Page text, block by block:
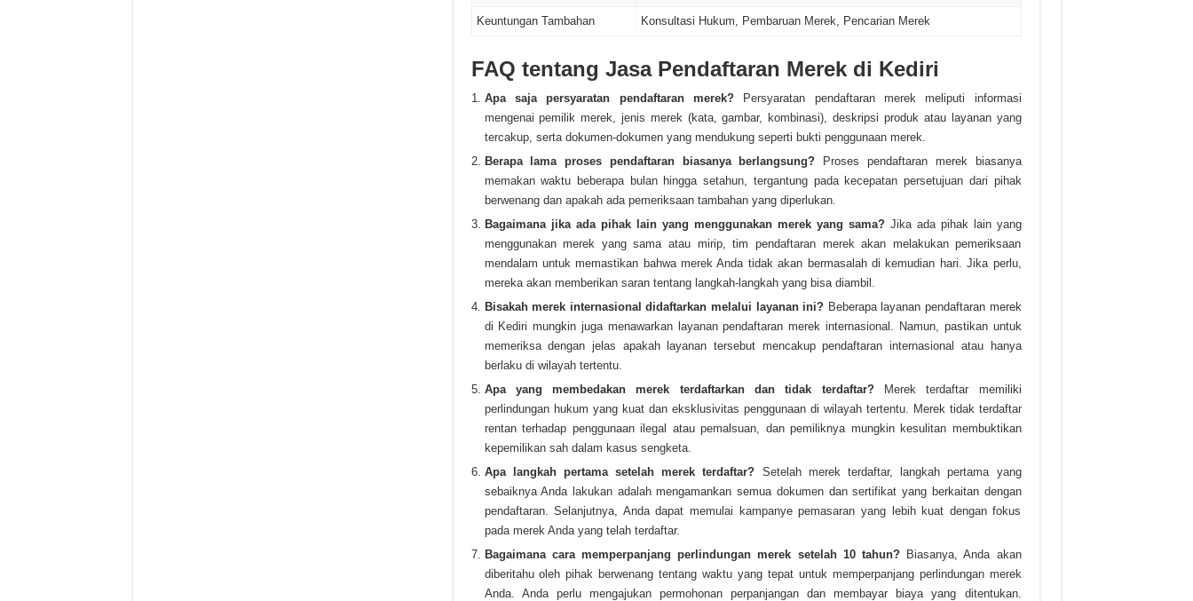
Keuntungan Tambahan Konsultasi Hukum, Pembaruan Merek, Pencarian Merek
FAQ tentang Jasa Pendaftaran Merek di Kediri
Apa saja persyaratan pendaftaran merek?Persyaratan pendaftaran merek meliputi informasi
mengenai pemilik merek, jenis merek (kata, gambar, kombinasi), deskripsi produk atau layanan yang
tercakup, serta dokumen-dokumen yang mendukung seperti bukti penggunaan merek.
Berapa lama proses pendaftaran biasanya berlangsung? Proses pendaftaran merek biasanya
memakan waktu beberapa bulan hingga setahun, tergantung pada kecepatan persetujuan dari pihak
berwenang dan apakah ada pemeriksaan tambahan yang diperlukan.
Bagaimana jika ada pihak lain yang menggunakan merek yang sama?Jika ada pihak lain yang
menggunakan merek yang sama atau mirip, tim pendaftaran merek akan melakukan pemeriksaan
mendalam untuk memastikan bahwa merek Anda tidak akan bermasalah di kemudian hari. Jika perlu,
mereka akan memberikan saran tentang langkah-langkah yang bisa diambil.
Bisakah merek internasional didaftarkan melalui layanan ini? Beberapa layanan pendaftaran merek
di Kediri mungkin juga menawarkan layanan pendaftaran merek internasional. Namun, pastikan untuk
memeriksa dengan jelas apakah layanan tersebut mencakup pendaftaran internasional atau hanya
berlaku di wilayah tertentu.
Apa yang membedakan merek terdaftarkan dan tidak terdaftar?Merek terdaftar memiliki
perlindungan hukum yang kuat dan eksklusivitas penggunaan di wilayah tertentu. Merek tidak terdaftar
rentan terhadap penggunaan ilegal atau pemalsuan, dan pemiliknya mungkin kesulitan membuktikan
kepemilikan sah dalam kasus sengketa.
Apa langkah pertama setelah merek terdaftar? Setelah merek terdaftar, langkah pertama yang
sebaiknya Anda lakukan adalah mengamankan semua dokumen dan sertifikat yang berkaitan dengan
pendaftaran. Selanjutnya, Anda dapat memulai kampanye pemasaran yang lebih kuat dengan fokus
pada merek Anda yang telah terdaftar.
Bagaimana cara memperpanjang perlindungan merek setelah 10 tahun?Biasanya, Anda akan
diberitahu oleh pihak berwenang tentang waktu yang tepat untuk memperpanjang perlindungan merek
Anda. Anda perlu mengajukan permohonan perpanjangan dan membayar biaya yang ditentukan.